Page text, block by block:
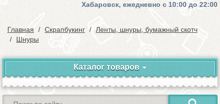
Хабаровск, ежедневно с 10:00 до 22:00
Главная Скрапбукинг
Ленты, шнуры, бумажный скотч
Шнуры
Каталог товаров